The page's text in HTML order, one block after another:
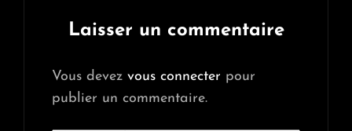
Laisser un commentaire
Vous devez vous connecter pour
publier un commentaire.